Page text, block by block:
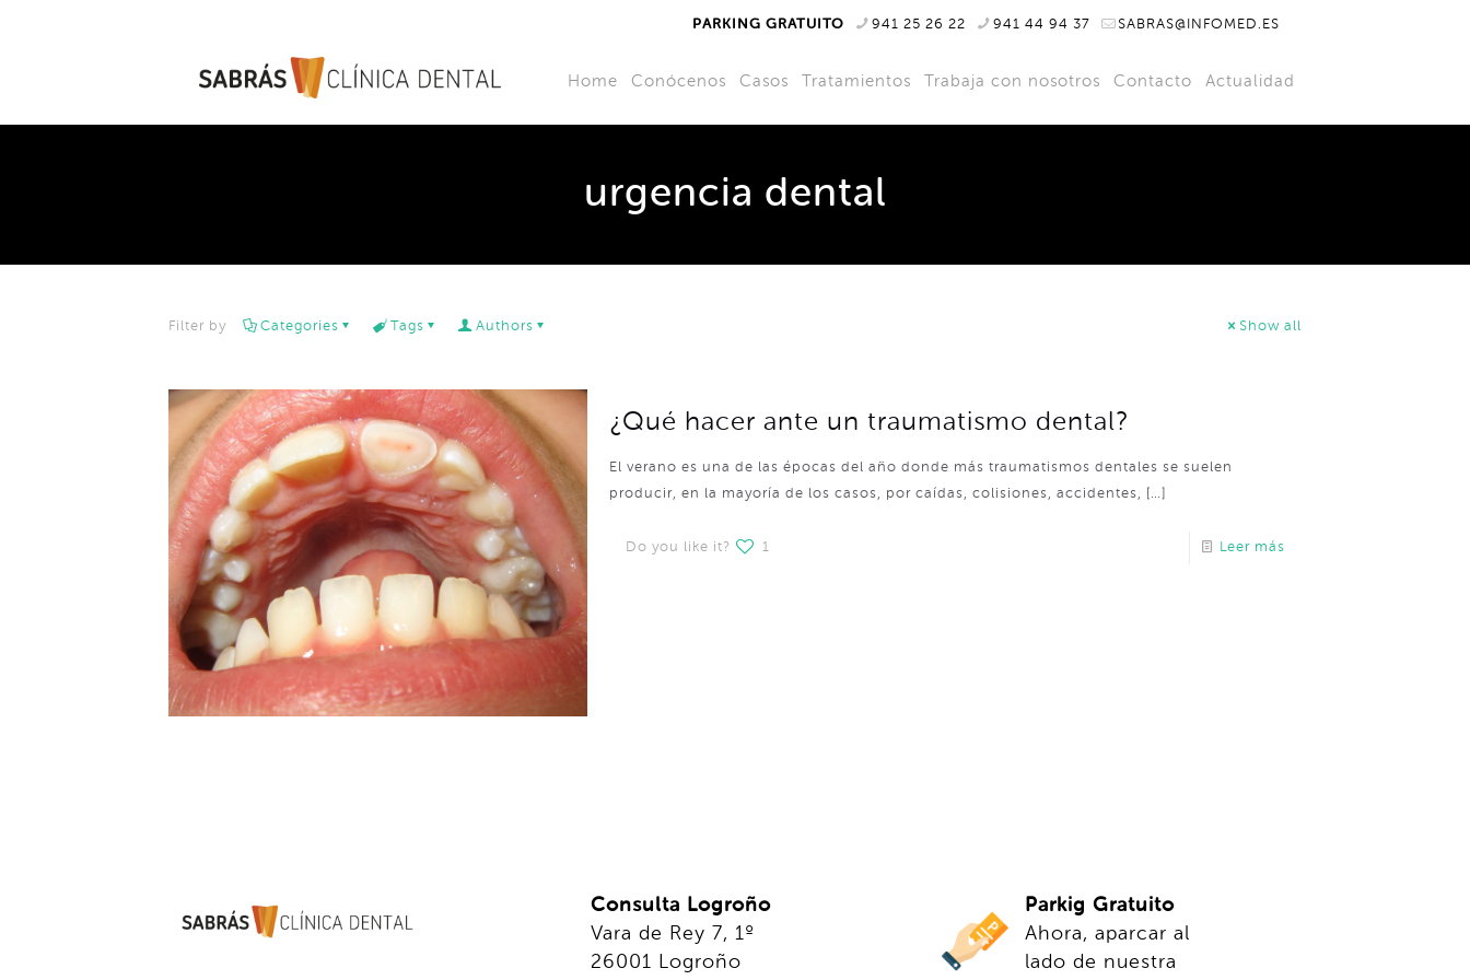
PARKING GRATUITO 941 25 26 22 941 44 94 37 SABRAS@INFOMED.ES
Home Conócenos Casos Tratamientos Trabaja con nosotros Contacto Actualidad
urgencia dental
Filter by Categories Tags Authors Show all
¿Qué hacer ante un traumatismo dental?
El verano es una de las épocas del año donde más traumatismos dentales se suelen
producir, en la mayoría de los casos, por caídas, colisiones, accidentes,
[…]
Do you like it? 1 Leer más
Consulta Logroño
Vara de Rey 7, 1º
26001 Logroño
Parkig Gratuito
Ahora, aparcar al
lado de nuestra